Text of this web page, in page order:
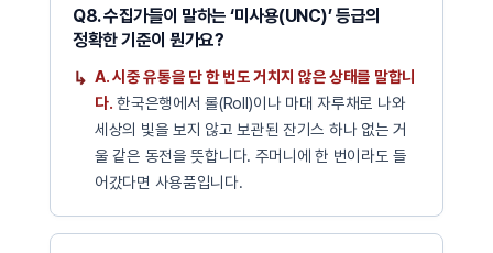
Q8. 수집가들이 말하는 ‘미사용(UNC)’ 등급의
정확한 기준이 뭔가요?
A. 시중 유통을 단 한 번도 거치지 않은 상태를 말합니
다. 한국은행에서 롤(Roll)이나 마대 자루채로 나와
세상의 빛을 보지 않고 보관된 잔기스 하나 없는 거
울 같은 동전을 뜻합니다. 주머니에 한 번이라도 들
어갔다면 사용품입니다.